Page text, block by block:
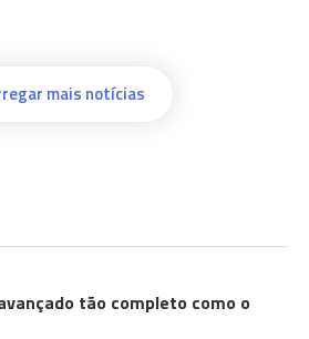
mais notícias
tão completo como o